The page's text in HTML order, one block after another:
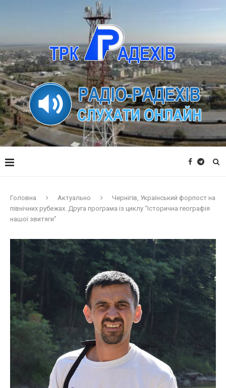
Головна Актуально
Чернігів, Український форпост на
північних рубежах. Друга програма із циклу “Історична географія
нашої звитяги”